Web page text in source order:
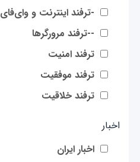
-ترفند اینترنت و وای‌فای
--ترفند مرورگرها
ترفند امنیت
ترفند موفقیت
ترفند خلاقیت
اخبار
اخبار ایران